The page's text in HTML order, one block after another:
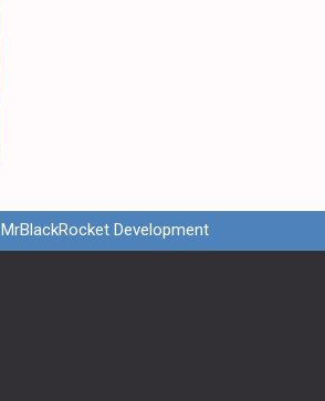
MrBlackRocket Development